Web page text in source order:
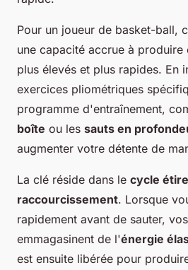
Pour un joueur de basket-ball,
une capacité accrue à produire
plus élevés et plus rapides. En
exercices pliométriques
programme d'entraînement,
boîte ou les sauts en
augmenter votre détente de
La clé réside dans le cycle
raccourcissement. Lorsque
rapidement avant de sauter,
emmagasinent de l'énergie
est ensuite libérée pour